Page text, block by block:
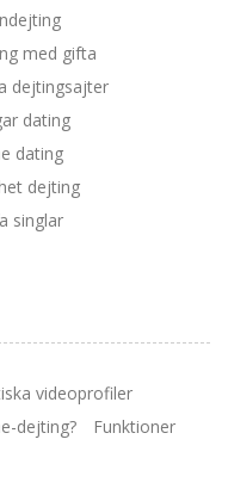
med gifta
dejtingsajter
dating
dating
dejting
singlar
videoprofiler
dejting?
Funktioner